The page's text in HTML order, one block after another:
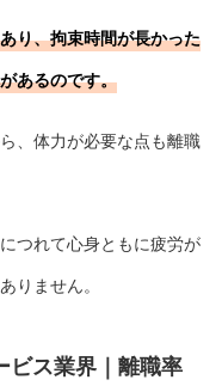
り、拘束時間が長かった
あるのです。
、体力が必要な点も離職
つれて心身ともに疲労が
りません。
ビス業界｜離職率